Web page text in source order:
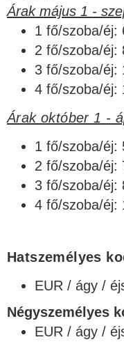
Árak május 1 -
1 fő/szoba/éj:
2 fő/szoba/éj:
3 fő/szoba/éj:
4 fő/szoba/éj:
Árak október 1 -
1 fő/szoba/éj:
2 fő/szoba/éj:
3 fő/szoba/éj:
4 fő/szoba/éj:
Hatszemélyes
EUR / ágy /
Négyszemélyes
EUR / ágy /